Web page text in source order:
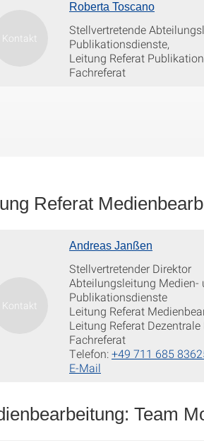
Roberta Toscano
Stellvertretende
Publikationsdienste,
Leitung Referat
Fachreferat
Referat
Andreas Janßen
Stellvertretender Direktor
Abteilungsleitung Medien-
Publikationsdienste
Leitung Referat
Leitung Referat
Fachreferat
Telefon:+49 711 685
E-Mail
Team